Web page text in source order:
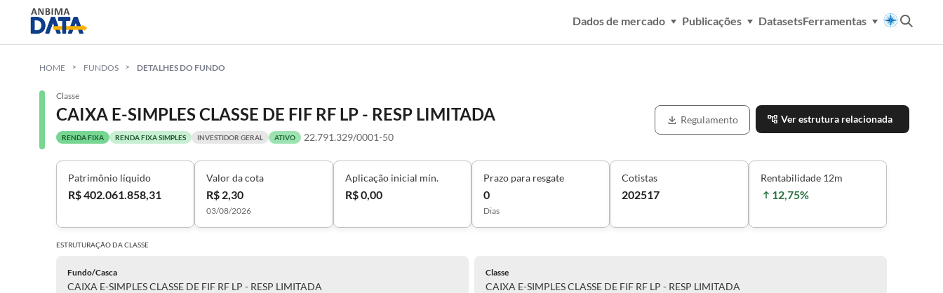
Dados de mercado Publicações DatasetsFerramentas
HOME FUNDOS DETALHES DO FUNDO
Classe
CAIXA E-SIMPLES CLASSE DE FIF RF LP - RESP LIMITADA
RENDA FIXA RENDA FIXA SIMPLES INVESTIDOR GERAL ATIVO 22.791.329/0001-50
Regulamento Ver estrutura relacionada
Patrimônio líquido
R$ 402.061.858,31
Valor da cota
R$ 2,30
03/08/2026
Aplicação inicial mín.
R$ 0,00
Prazo para resgate
0
Dias
Cotistas
202517
Rentabilidade 12m
12,75%
ESTRUTURAÇÃO DACLASSE
Fundo/Casca
CAIXA E-SIMPLES CLASSE DE FIF RF LP - RESP LIMITADA
Classe
CAIXA E-SIMPLES CLASSE DE FIF RF LP - RESP LIMITADA